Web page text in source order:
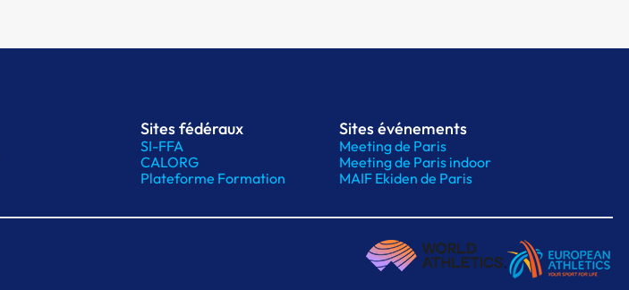
Sites fédéraux
SI-FFA
CALORG
Plateforme Formation
Sites événements
Meeting de Paris
Meeting de Paris indoor
MAIF Ekiden de Paris